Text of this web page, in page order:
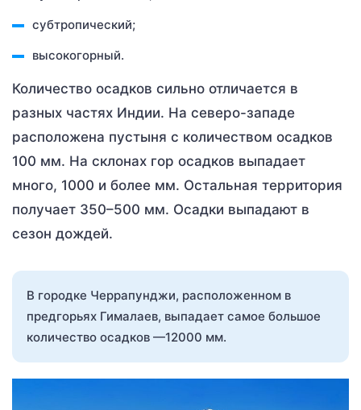
субтропический;
высокогорный.
Количество осадков сильно отличается в
разных частях Индии. На северо-западе
расположена пустыня с количеством осадков
100 мм. На склонах гор осадков выпадает
много, 1000 и более мм. Остальная территория
получает 350–500 мм. Осадки выпадают в
сезон дождей.
В городке Черрапунджи, расположенном в
предгорьях Гималаев, выпадает самое большое
количество осадков —12000 мм.